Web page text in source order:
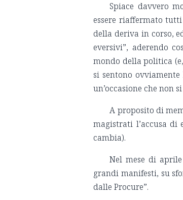
Spiace davvero
essere riaffermato
della deriva in corso,
eversivi”, aderendo
mondo della politica
si sentono
un’occasione che non
A proposito di
magistrati l’accusa
cambia).
Nel mese di
grandi manifesti, su
dalle Procure”.